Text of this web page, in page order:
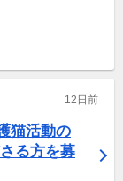
12日前
猫活動の
る方を募